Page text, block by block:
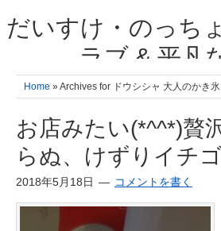
だいすけ・のっち
ラブ & 平凡
我が家の3人のひよこ成長日記と雑記 何十
こ達とこの成長記を読み返すことを夢見て
Home » Archives for ドウシシャ 大人のかき
お店みたい(*^^*)贅
らぬ、けずりイチ
2018年5月18日 コメントを書く